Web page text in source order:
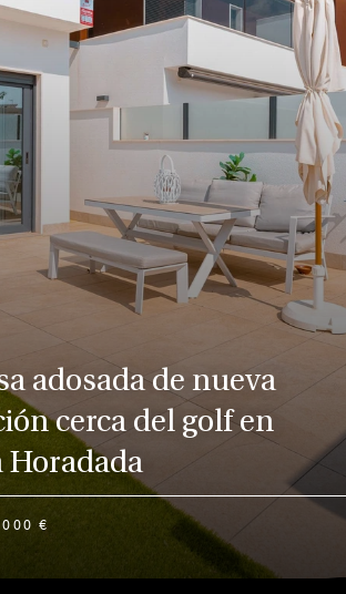
adosada de nueva
cerca del golf en
Horadada
€